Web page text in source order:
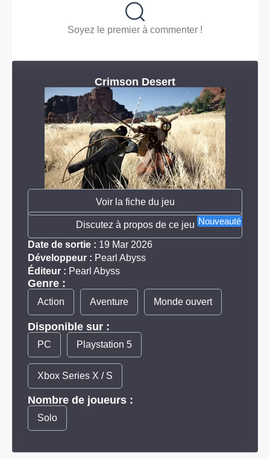
Soyez le premier à commenter !
Crimson Desert
Voir la fiche du jeu
Nouveauté
Discutez à propos de ce jeu
Date de sortie : 19 Mar 2026
Développeur : Pearl Abyss
Éditeur : Pearl Abyss
Genre :
Action Aventure Monde ouvert
Disponible sur :
PC Playstation 5
Xbox Series X / S
Nombre de joueurs :
Solo